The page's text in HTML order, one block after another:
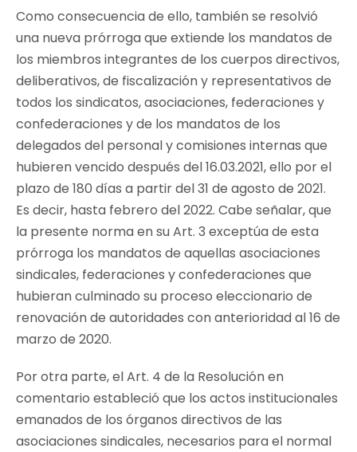
Como consecuencia de ello, también se resolvió
una nueva prórroga que extiende los mandatos de
los miembros integrantes de los cuerpos directivos,
deliberativos, de fiscalización y representativos de
todos los sindicatos, asociaciones, federaciones y
confederaciones y de los mandatos de los
delegados del personal y comisiones internas que
hubieren vencido después del 16.03.2021, ello por el
plazo de 180 días a partir del 31 de agosto de 2021.
Es decir, hasta febrero del 2022. Cabe señalar, que
la presente norma en su Art. 3 exceptúa de esta
prórroga los mandatos de aquellas asociaciones
sindicales, federaciones y confederaciones que
hubieran culminado su proceso eleccionario de
renovación de autoridades con anterioridad al 16 de
marzo de 2020.
Por otra parte, el Art. 4 de la Resolución en
comentario estableció que los actos institucionales
emanados de los órganos directivos de las
asociaciones sindicales, necesarios para el normal